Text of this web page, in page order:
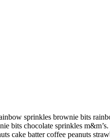
sprinkles brownie bits
bits chocolate sprinkles
cake batter coffee peanuts